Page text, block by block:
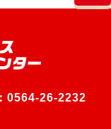
0564-26-2232